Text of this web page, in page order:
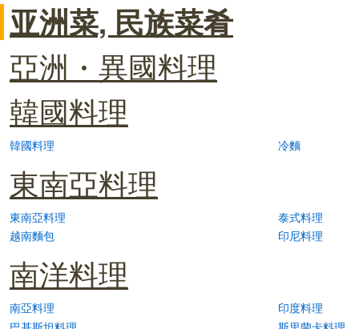
亚洲菜, 民族菜肴
亞洲・異國料理
韓國料理
韓國料理 冷麵
東南亞料理
東南亞料理
泰式料理
越南麵包
印尼料理
南洋料理
南亞料理
印度料理